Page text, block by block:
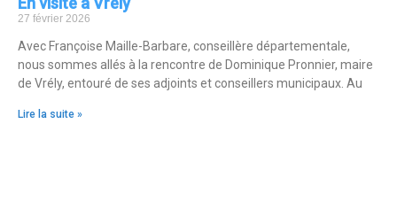
27 février 2026
Avec Françoise Maille-Barbare, conseillère départementale,
nous sommes allés à la rencontre de Dominique Pronnier, maire
de Vrély, entouré de ses adjoints et conseillers municipaux. Au
Lire la suite »